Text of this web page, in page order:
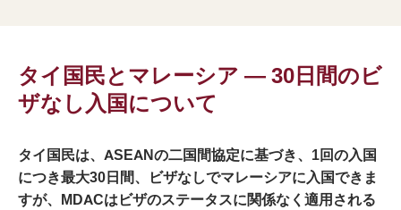
タイ国民とマレーシア — 30日間のビ
ザなし入国について
タイ国民は、ASEANの二国間協定に基づき、1回の入国
につき最大30日間、ビザなしでマレーシアに入国できま
すが、MDACはビザのステータスに関係なく適用される